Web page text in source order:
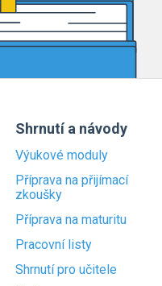
Shrnutí a návody
Výukové moduly
Příprava na přijímací
zkoušky
Příprava na maturitu
Pracovní listy
Shrnutí pro učitele